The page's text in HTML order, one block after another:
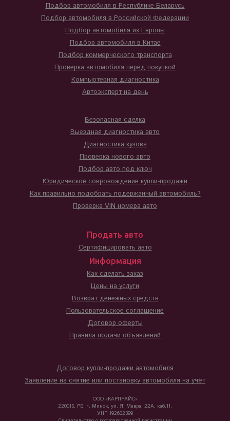
Подбор автомобиля в Республике Беларусь
Подбор автомобиля в Российской Федерации
Подбор автомобиля из Европы
Подбор автомобиля в Китае
Подбор коммерческого транспорта
Проверка автомобиля перед покупкой
Компьютерная диагностика
Автоэксперт на день
Безопасная сделка
Выездная диагностика авто
Диагностика кузова
Проверка нового авто
Подбор авто под ключ
Юридическое совровождение купли-продажи
Как правильно подобрать подержанный автомобиль?
Проверка VIN номера авто
Продать авто
Сертифицировать авто
Информация
Как сделать заказ
Цены на услуги
Возврат денежных средств
Пользовательское соглашение
Договор оферты
Правила подачи объявлений
Договор купли-продажи автомобиля
Заявление на снятие или постановку автомобиля на учёт
ООО «КАРПРАЙС»
220015, РБ, г. Минск, ул. Я. Мавра, 22А, каб.11.
УНП 192632399